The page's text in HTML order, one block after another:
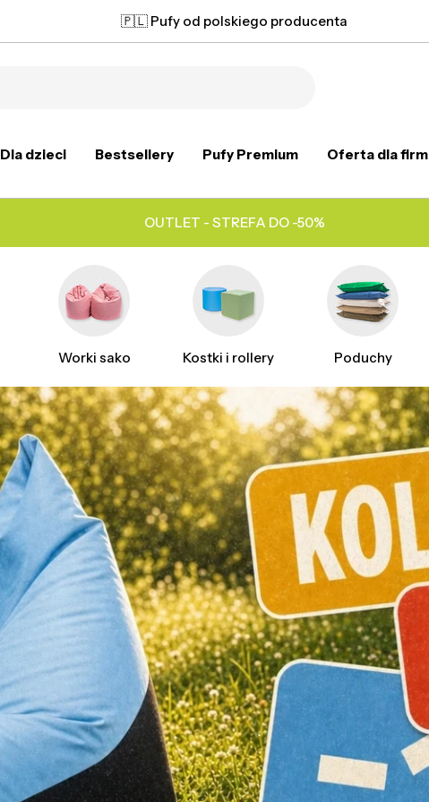
🇵🇱 Pufy od polskiego producenta
Dla dzieci Bestsellery Pufy Premium Oferta dla firm
OUTLET - STREFA DO -50%
Worki sako Kostki i rollery Poduchy